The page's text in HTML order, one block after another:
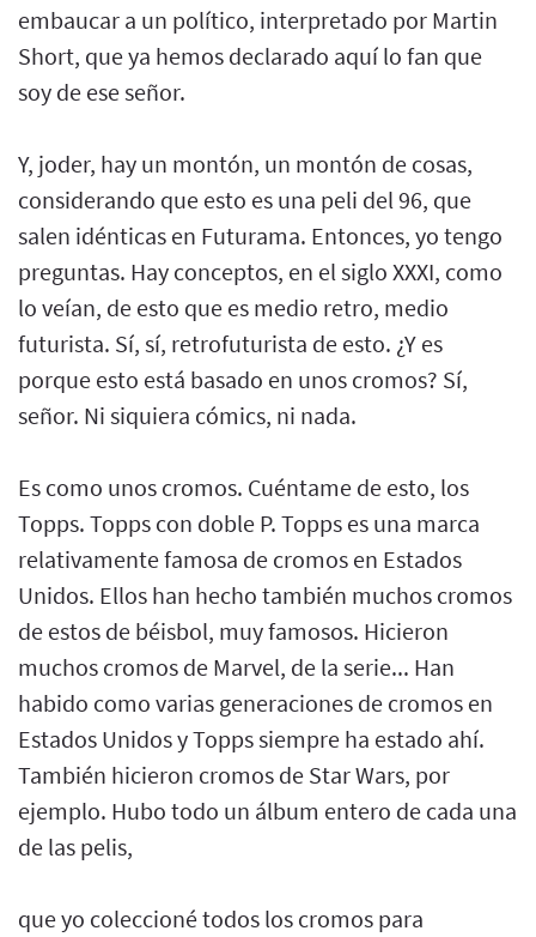
embaucar a un político, interpretado por Martin
Short, que ya hemos declarado aquí lo fan que
soy de ese señor.
Y, joder, hay un montón, un montón de cosas,
considerando que esto es una peli del 96, que
salen idénticas en Futurama. Entonces, yo tengo
preguntas. Hay conceptos, en el siglo XXXI, como
lo veían, de esto que es medio retro, medio
futurista. Sí, sí, retrofuturista de esto. ¿Y es
porque esto está basado en unos cromos? Sí,
señor. Ni siquiera cómics, ni nada.
Es como unos cromos. Cuéntame de esto, los
Topps. Topps con doble P. Topps es una marca
relativamente famosa de cromos en Estados
Unidos. Ellos han hecho también muchos cromos
de estos de béisbol, muy famosos. Hicieron
muchos cromos de Marvel, de la serie... Han
habido como varias generaciones de cromos en
Estados Unidos y Topps siempre ha estado ahí.
También hicieron cromos de Star Wars, por
ejemplo. Hubo todo un álbum entero de cada una
de las pelis,
que yo coleccioné todos los cromos para